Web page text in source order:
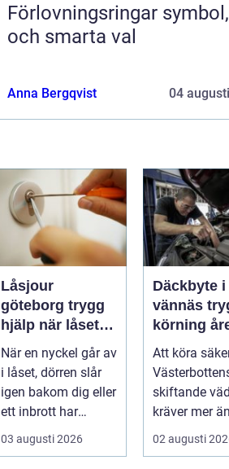
Förlovningsringar symbol, stil
och smarta val
Anna Bergqvist 04
Låsjour
göteborg trygg
hjälp när låset
krånglar
När en nyckel går av
i låset, dörren slår
igen bakom dig eller
ett inbrott har
skadat dörr och
karm,...
03 augusti 2026
Däckbyte i
vännäs trygg
körning
runt
Att köra
skiftande
kräver mer
ett körkort
pålitlig bil. ...
02 augusti